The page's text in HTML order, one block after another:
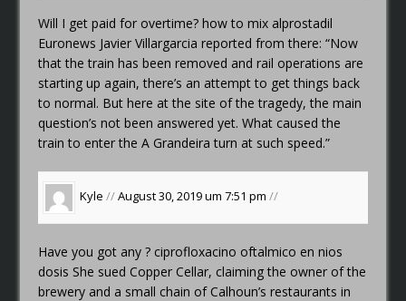
Will I get paid for overtime?how to mix alprostadil
Euronews Javier Villargarcia reported from there: “Now
that the train has been removed and rail operations are
starting up again, there’s an attempt to get things back
to normal. But here at the site of the tragedy, the main
question’s not been answered yet. What caused the
train to enter the A Grandeira turn at such speed.”
Kyle //August 30, 2019 um 7:51 pm//
Have you got any ?ciprofloxacino oftalmico en nios
dosis She sued Copper Cellar, claiming the owner of the
brewery and a small chain of Calhoun’s restaurants in